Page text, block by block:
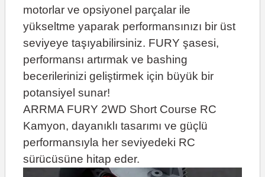
motorlar ve opsiyonel parçalar ile
yükseltme yaparak performansınızı bir üst
seviyeye taşıyabilirsiniz. FURY şasesi,
performansı artırmak ve bashing
becerilerinizi geliştirmek için büyük bir
potansiyel sunar!
ARRMA FURY 2WD Short Course RC
Kamyon, dayanıklı tasarımı ve güçlü
performansıyla her seviyedeki RC
sürücüsüne hitap eder.